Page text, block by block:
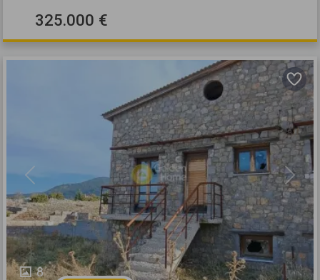
325.000 €
8
Previous Next